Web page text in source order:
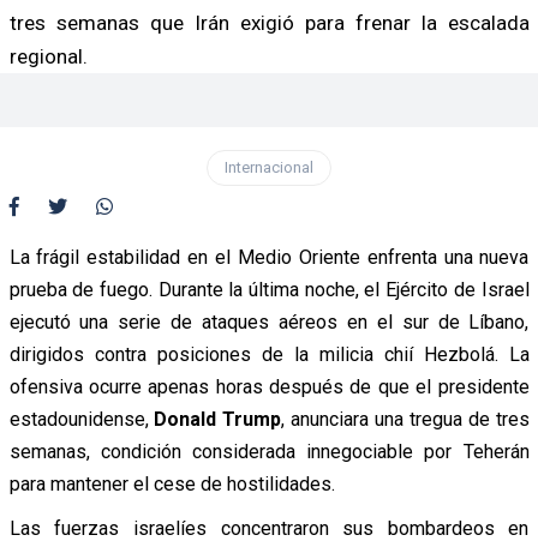
tres semanas que Irán exigió para frenar la escalada
regional.
Internacional
La frágil estabilidad en el Medio Oriente enfrenta una nueva
prueba de fuego. Durante la última noche, el Ejército de Israel
ejecutó una serie de ataques aéreos en el sur de Líbano,
dirigidos contra posiciones de la milicia chií Hezbolá. La
ofensiva ocurre apenas horas después de que el presidente
estadounidense, Donald Trump, anunciara una tregua de tres
semanas, condición considerada innegociable por Teherán
para mantener el cese de hostilidades.
Las fuerzas israelíes concentraron sus bombardeos en